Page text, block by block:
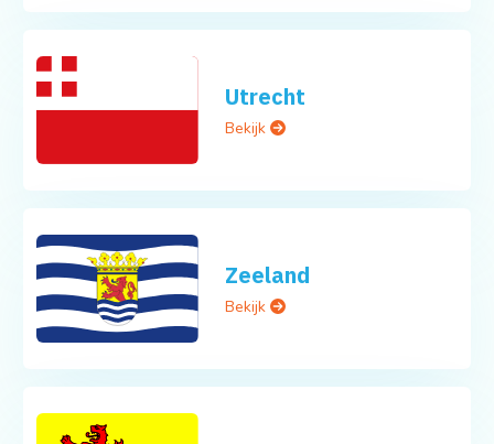
Utrecht
Bekijk
Zeeland
Bekijk